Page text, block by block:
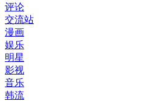
评论
交流站
漫画
娱乐
明星
影视
音乐
韩流